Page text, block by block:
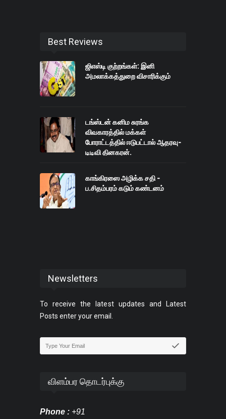
Best Reviews
ஜிஎஸ்டி குற்றங்கள்: இனி
அமலாக்கத்துறை விசாரிக்கும்
டங்ஸ்டன் கனிம சுரங்க
விவகாரத்தில் மக்கள்
போராட்டத்தில் ஈடுபட்டால் ஆதரவு-
டிடிவி தினகரன்.
காங்கிரஸை அழிக்க சதி -
ப.சிதம்பரம் கடும் கண்டனம்
Newsletters
To receive the latest updates and Latest
Posts enter your email.
விளம்பர தொடர்புக்கு
Phone : +91